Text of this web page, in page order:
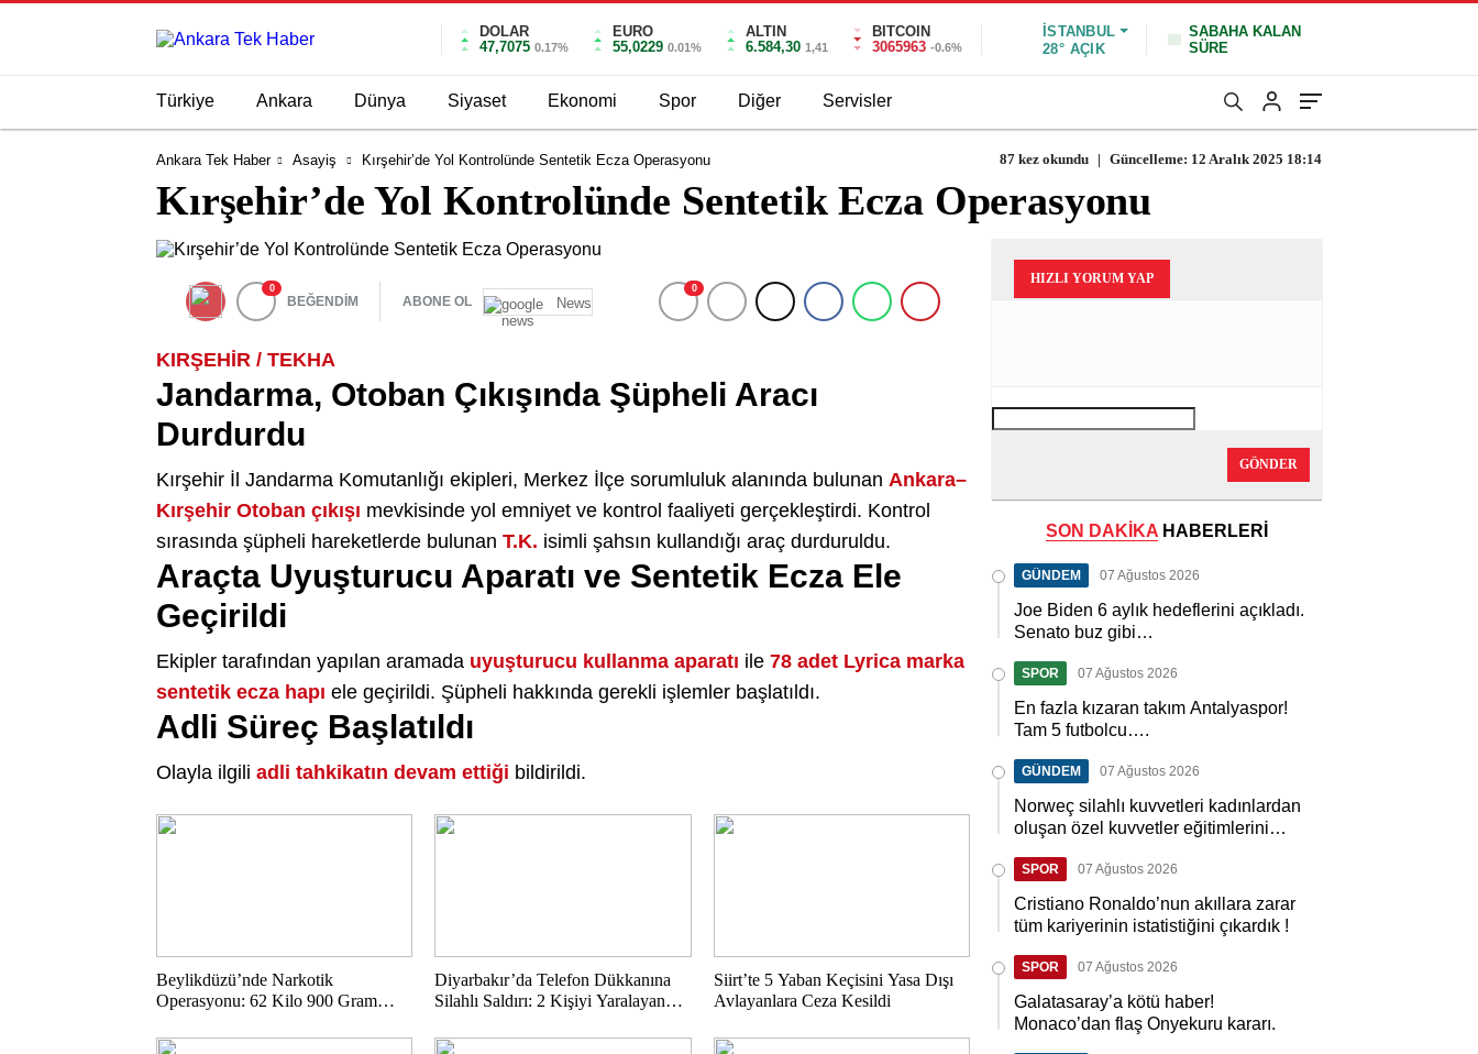
DOLAR
47,7075 0.17%
EURO
55,0229 0.01%
ALTIN
6.584,30 1,41
BITCOIN
3065963 -0.6%
İSTANBUL
28° AÇIK
SABAHA KALAN
SÜRE
Türkiye Ankara Dünya Siyaset Ekonomi Spor Diğer Servisler
Ankara Tek Haber Asayiş Kırşehir’de Yol Kontrolünde Sentetik Ecza Operasyonu 87 kez okundu | Güncelleme: 12 Aralık 2025 18:14
Kırşehir’de Yol Kontrolünde Sentetik Ecza Operasyonu
0
BEĞENDİM ABONE OL News
0
KIRŞEHİR / TEKHA
Jandarma, Otoban Çıkışında Şüpheli Aracı
Durdurdu
Kırşehir İl Jandarma Komutanlığı ekipleri, Merkez İlçe sorumluluk alanında bulunan Ankara–
Kırşehir Otoban çıkışı mevkisinde yol emniyet ve kontrol faaliyeti gerçekleştirdi. Kontrol
sırasında şüpheli hareketlerde bulunan T.K. isimli şahsın kullandığı araç durduruldu.
Araçta Uyuşturucu Aparatı ve Sentetik Ecza Ele
Geçirildi
Ekipler tarafından yapılan aramada uyuşturucu kullanma aparatı ile 78 adet Lyrica marka
sentetik ecza hapı ele geçirildi. Şüpheli hakkında gerekli işlemler başlatıldı.
Adli Süreç Başlatıldı
Olayla ilgili adli tahkikatın devam ettiği bildirildi.
Beylikdüzü’nde Narkotik
Operasyonu: 62 Kilo 900 Gram
Diyarbakır’da Telefon Dükkanına
Silahlı Saldırı: 2 Kişiyi Yaralayan
Siirt’te 5 Yaban Keçisini Yasa Dışı
Avlayanlara Ceza Kesildi
HIZLI YORUM YAP
GÖNDER
SON DAKİKA HABERLERİ
GÜNDEM 07 Ağustos 2026
Joe Biden 6 aylık hedeflerini açıkladı.
Senato buz gibi…
SPOR 07 Ağustos 2026
En fazla kızaran takım Antalyaspor!
Tam 5 futbolcu….
GÜNDEM 07 Ağustos 2026
Norweç silahlı kuvvetleri kadınlardan
oluşan özel kuvvetler eğitimlerini
SPOR 07 Ağustos 2026
Cristiano Ronaldo’nun akıllara zarar
tüm kariyerinin istatistiğini çıkardık !
SPOR 07 Ağustos 2026
Galatasaray’a kötü haber!
Monaco’dan flaş Onyekuru kararı.